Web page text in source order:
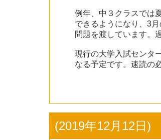
例年、中３クラスでは
できるようになり、3
問題を渡しています。
現行の大学入試センタ
なる予定です。速読の
(2019年12月12日)